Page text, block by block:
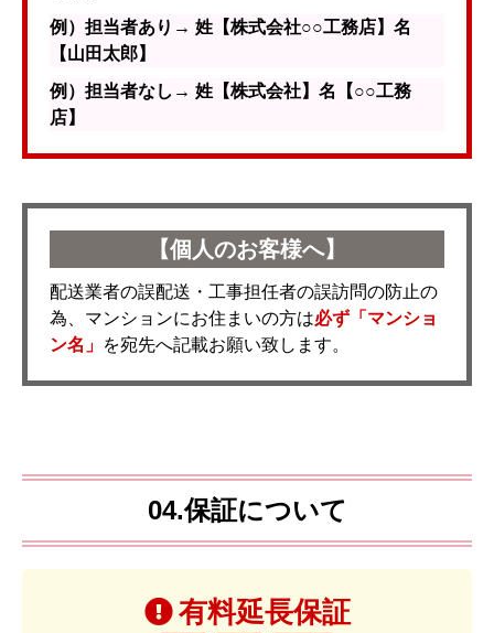
例）担当者あり→ 姓【株式会社○○工務店】名
【山田太郎】
例）担当者なし→ 姓【株式会社】名【○○工務
店】
【個人のお客様へ】
配送業者の誤配送・工事担任者の誤訪問の防止の
為、マンションにお住まいの方は必ず「マンショ
ン名」 を宛先へ記載お願い致します。
04.保証について
有料延長保証